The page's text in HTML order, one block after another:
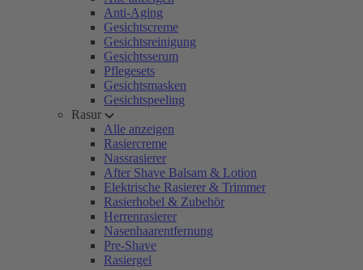
Anti-Aging
Gesichtscreme
Gesichtsreinigung
Gesichtsserum
Pflegesets
Gesichtsmasken
Gesichtspeeling
Rasur
Alle anzeigen
Rasiercreme
Nassrasierer
After Shave Balsam & Lotion
Elektrische Rasierer & Trimmer
Rasierhobel & Zubehör
Herrenrasierer
Nasenhaarentfernung
Pre-Shave
Rasiergel